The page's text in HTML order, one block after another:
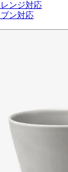
ンジ対応
ン対応